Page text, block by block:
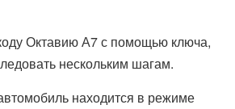
Октавию А7 с помощью ключа,
нескольким шагам.
находится в режиме